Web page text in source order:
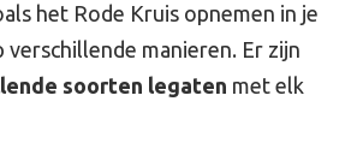
het Rode Kruis opnemen in je
verschillende manieren. Er zijn
soorten legaten met elk